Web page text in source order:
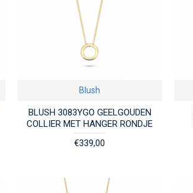
Blush
BLUSH 3083YGO GEELGOUDEN
COLLIER MET HANGER RONDJE
€339,00